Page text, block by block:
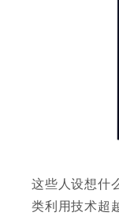
这些人设想什
类利用技术超